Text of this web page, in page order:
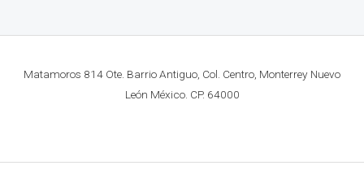
Matamoros 814 Ote. Barrio Antiguo, Col. Centro, Monterrey Nuevo
León México. CP. 64000